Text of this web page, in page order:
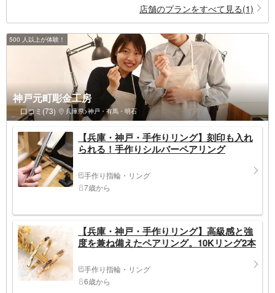
店舗のプランをすべて見る(1)
500 人以上が体験！
神戸元町彫金工房
口コミ(73) 兵庫県>神戸・有馬・明石
【兵庫・神戸・手作りリング】刻印も入れ
られる！手作りシルバーペアリング
手作り指輪・リング
7歳から
【兵庫・神戸・手作りリング】高級感と強
度を兼ね備えたペアリング。10Kリング2本
手作り指輪・リング
6歳から